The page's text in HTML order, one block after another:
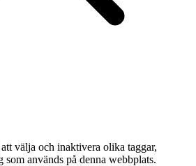
välja och inaktivera olika taggar,
som används på denna webbplats.